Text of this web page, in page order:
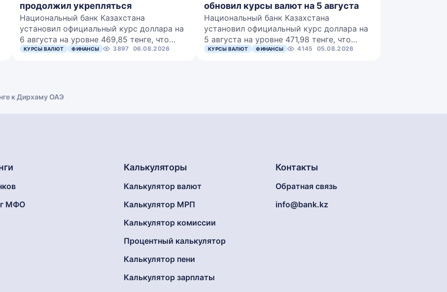
продолжил укрепляться
Национальный банк Казахстана
установил официальный курс доллара на
6 августа на уровне 469,85 тенге, что…
КУРСЫ ВАЛЮТ ФИНАНСЫ 3897 06.08.2026
обновил курсы валют на 5 августа
Национальный банк Казахстана
установил официальный курс доллара на
5 августа на уровне 471,98 тенге, что…
КУРСЫ ВАЛЮТ ФИНАНСЫ 4145 05.08.2026
к Дирхаму ОАЭ
МФО
Калькуляторы
Калькулятор валют
Калькулятор МРП
Калькулятор комиссии
Процентный калькулятор
Калькулятор пени
Калькулятор зарплаты
Контакты
Обратная связь
info@bank.kz